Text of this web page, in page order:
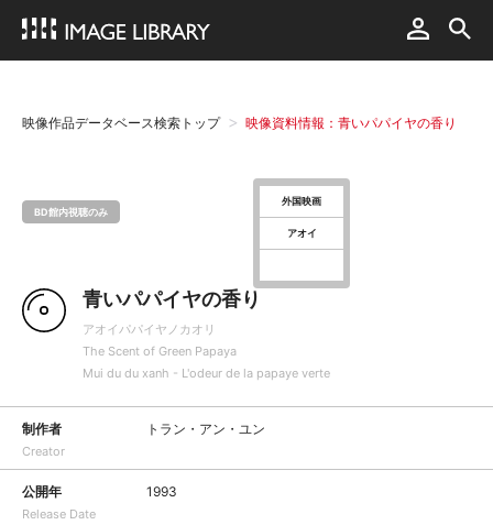
映像作品データベース検索トップ 映像資料情報：青いパパイヤの香り
BD館内視聴のみ
外国映画
アオイ
青いパパイヤの香り
アオイパパイヤノカオリ
The Scent of Green Papaya
Mui du du xanh - L'odeur de la papaye verte
制作者
Creator
トラン・アン・ユン
公開年
Release Date
1993